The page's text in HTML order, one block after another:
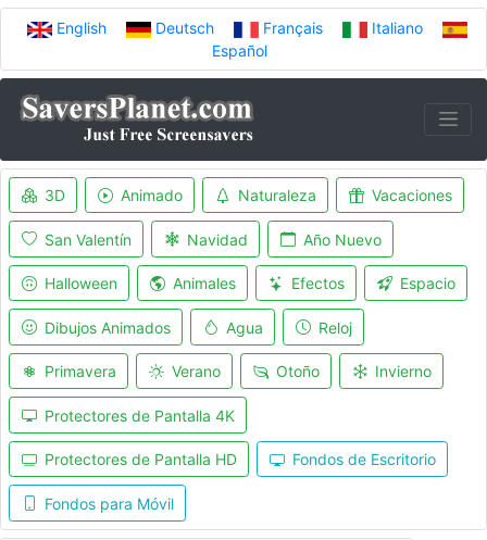
English Deutsch Français
Italiano
Español
3D Animado Naturaleza Vacaciones
San Valentín Navidad Año Nuevo
Halloween Animales Efectos Espacio
Dibujos Animados Agua Reloj
Primavera Verano Otoño Invierno
Protectores de Pantalla 4K
Protectores de Pantalla HD Fondos de Escritorio
Fondos para Móvil